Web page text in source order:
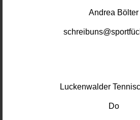
Andrea Bölter
Luckenwalder
Do